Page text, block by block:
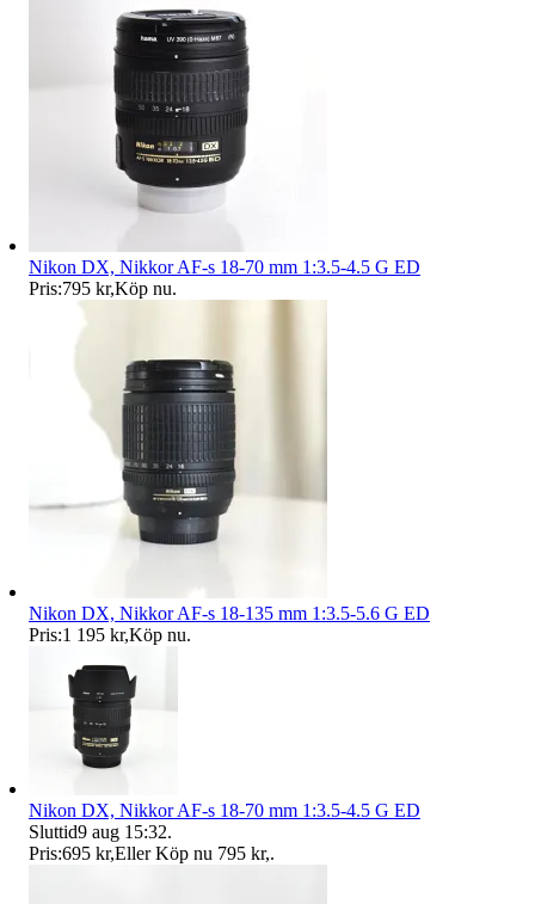
Nikon DX, Nikkor AF-s 18-70 mm 1:3.5-4.5 G ED
Pris:795 kr,Köp nu.
Nikon DX, Nikkor AF-s 18-135 mm 1:3.5-5.6 G ED
Pris:1 195 kr,Köp nu.
Nikon DX, Nikkor AF-s 18-70 mm 1:3.5-4.5 G ED
Sluttid9 aug 15:32.
Pris:695 kr,Eller Köp nu 795 kr,.